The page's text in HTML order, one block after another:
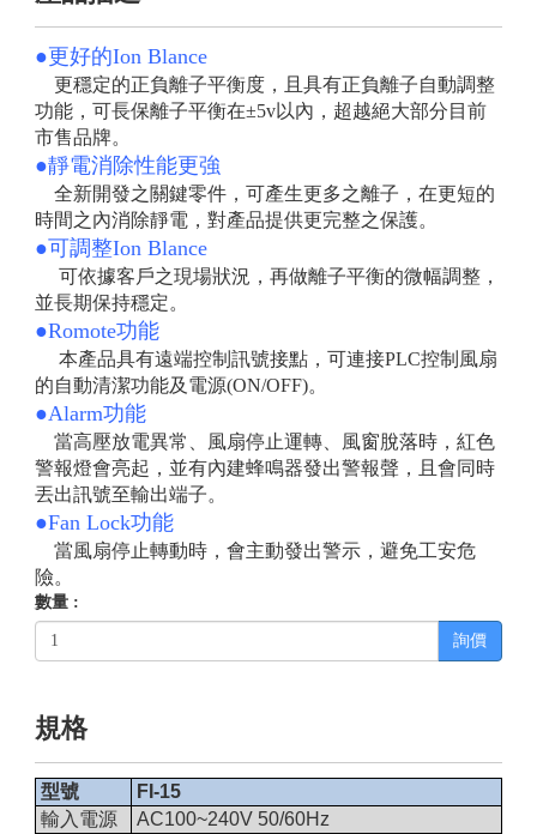
●更好的Ion Blance
更穩定的正負離子平衡度，且具有正負離子自動調整
功能，可長保離子平衡在±5v以內，超越絕大部分目前
市售品牌。
●靜電消除性能更強
全新開發之關鍵零件，可產生更多之離子，在更短的
時間之內消除靜電，對產品提供更完整之保護。
●可調整Ion Blance
可依據客戶之現場狀況，再做離子平衡的微幅調整，
並長期保持穩定。
●Romote功能
本產品具有遠端控制訊號接點，可連接PLC控制風扇
的自動清潔功能及電源(ON/OFF)。
●Alarm功能
當高壓放電異常、風扇停止運轉、風窗脫落時，紅色
警報燈會亮起，並有內建蜂鳴器發出警報聲，且會同時
丟出訊號至輸出端子。
●Fan Lock功能
當風扇停止轉動時，會主動發出警示，避免工安危
險。
數量 :
詢價
規格
型號
FI-15
輸入電源
AC100~240V 50/60Hz